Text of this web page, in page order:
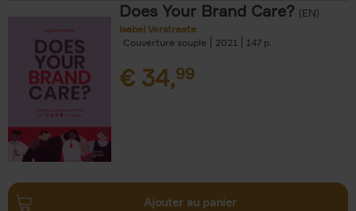
Does Your Brand Care? (EN)
Isabel Verstraete
Couverture souple
2021 147
€ 34,99
Ajouter au panier